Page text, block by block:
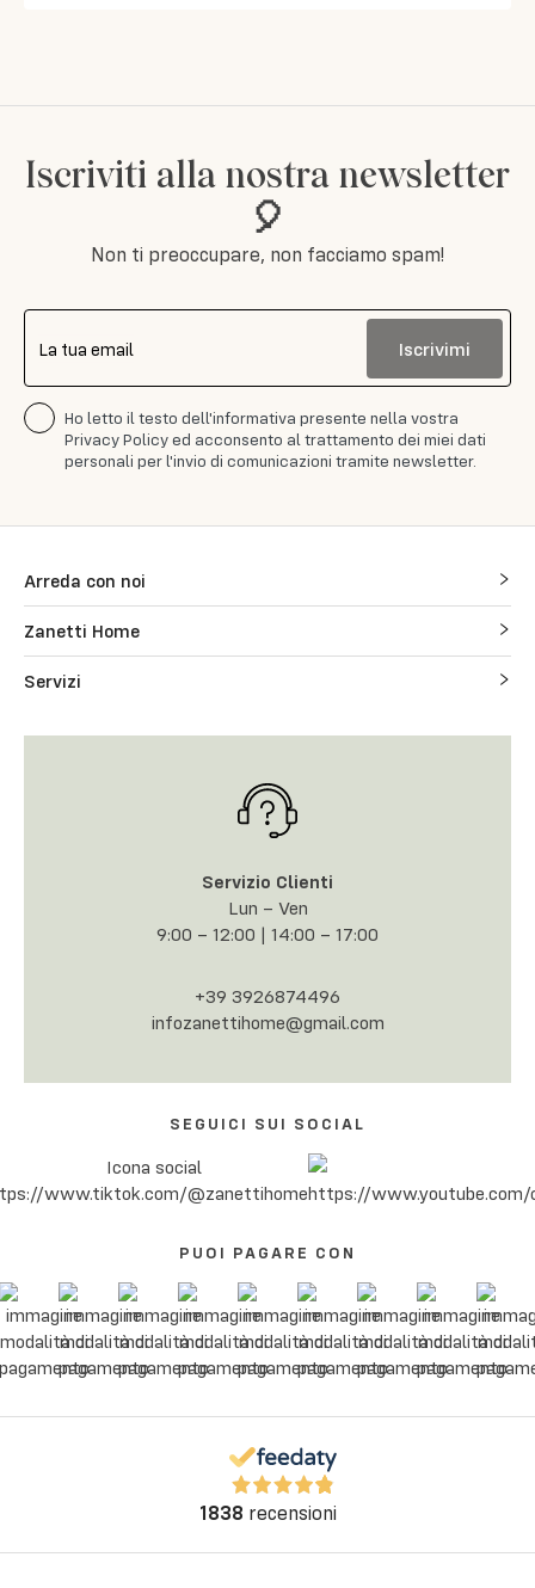
Iscriviti alla nostra newsletter
🎈
Non ti preoccupare, non facciamo spam!
La tua email Iscrivimi
Ho letto il testo dell'informativa presente nella vostra
Privacy Policy ed acconsento al trattamento dei miei dati
personali per l'invio di comunicazioni tramite newsletter.
Arreda con noi
Zanetti Home
Servizi
Servizio Clienti
Lun – Ven
9:00 – 12:00 | 14:00 – 17:00
+39 3926874496
infozanettihome@gmail.com
SEGUICI SUI SOCIAL
PUOI PAGARE CON
1838 recensioni